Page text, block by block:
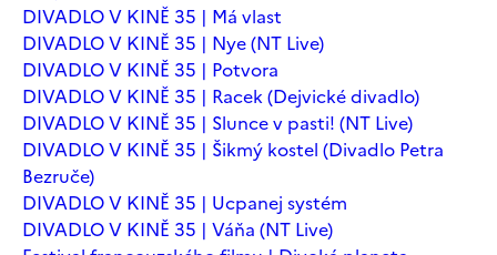
DIVADLO V KINĚ 35 | Má vlast
DIVADLO V KINĚ 35 | Nye (NT Live)
DIVADLO V KINĚ 35 | Potvora
DIVADLO V KINĚ 35 | Racek (Dejvické divadlo)
DIVADLO V KINĚ 35 | Slunce v pasti! (NT Live)
DIVADLO V KINĚ 35 | Šikmý kostel (Divadlo Petra
Bezruče)
DIVADLO V KINĚ 35 | Ucpanej systém
DIVADLO V KINĚ 35 | Váňa (NT Live)